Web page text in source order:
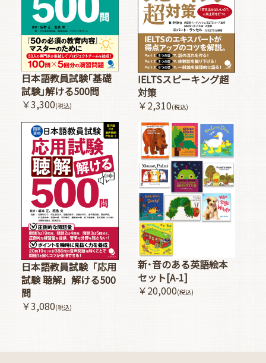
日本語教員試験｢基礎
試験｣解ける500問
￥3,300(税込)
IELTSスピーキング超
対策
￥2,310(税込)
日本語教員試験「応用
試験 聴解」解ける500
問
￥3,080(税込)
新･音のある英語絵本
セット[A-1]
￥20,000(税込)